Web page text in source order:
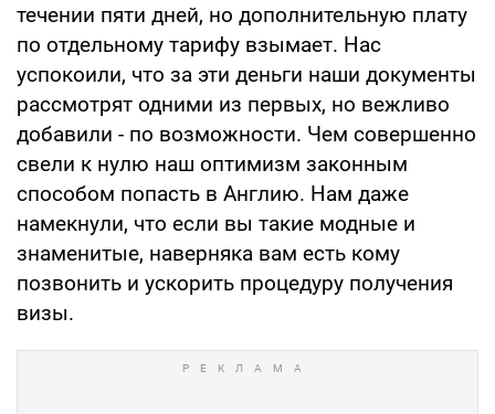
течении пяти дней, но дополнительную плату
по отдельному тарифу взымает. Нас
успокоили, что за эти деньги наши документы
рассмотрят одними из первых, но вежливо
добавили - по возможности. Чем совершенно
свели к нулю наш оптимизм законным
способом попасть в Англию. Нам даже
намекнули, что если вы такие модные и
знаменитые, наверняка вам есть кому
позвонить и ускорить процедуру получения
визы.